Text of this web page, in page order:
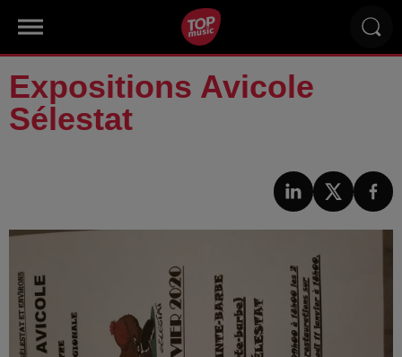
Expositions Avicole
Sélestat